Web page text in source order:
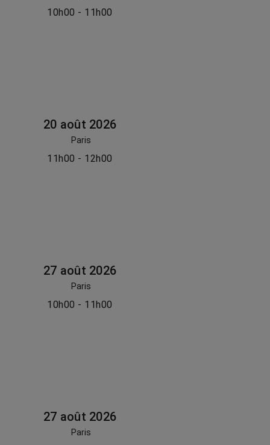
10h00 - 11h00
20 août 2026
Paris
11h00 - 12h00
27 août 2026
Paris
10h00 - 11h00
27 août 2026
Paris